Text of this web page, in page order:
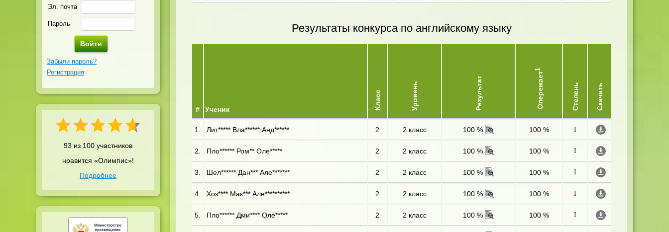
Эл. почта
Пароль
Забыли пароль?
Регистрация
93 из 100 участников
нравится «Олимпис»!
Подробнее
Результаты конкурса по английскому языку
# Ученик Класс Уровень Результат Опережает
1
Степень Скачать
1. Лит***** Вла****** Анд****** 2 2 класс 100 % 100 % I
2. Пло****** Ром** Оле***** 2 2 класс 100 % 100 % I
3. Шел****** Дан*** Але******* 2 2 класс 100 % 100 % I
4. Хоз**** Мак*** Але********** 2 2 класс 100 % 100 % I
5. Пло****** Дми**** Оле***** 2 2 класс 100 % 100 % I